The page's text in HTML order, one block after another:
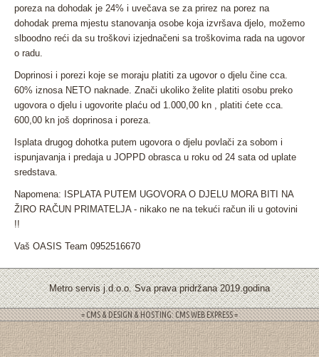
poreza na dohodak je 24% i uvečava se za prirez na porez na
dohodak prema mjestu stanovanja osobe koja izvršava djelo, možemo
slboodno reći da su troškovi izjednačeni sa troškovima rada na ugovor
o radu.
Doprinosi i porezi koje se moraju platiti za ugovor o djelu čine cca.
60% iznosa NETO naknade. Znači ukoliko želite platiti osobu preko
ugovora o djelu i ugovorite plaću od 1.000,00 kn , platiti ćete cca.
600,00 kn još doprinosa i poreza.
Isplata drugog dohotka putem ugovora o djelu povlači za sobom i
ispunjavanja i predaja u JOPPD obrasca u roku od 24 sata od uplate
sredstava.
Napomena: ISPLATA PUTEM UGOVORA O DJELU MORA BITI NA
ŽIRO RAČUN PRIMATELJA - nikako ne na tekući račun ili u gotovini
!!
Vaš OASIS Team 0952516670
Metro servis j.d.o.o. Sva prava pridržana 2019.godina
= CMS & DESIGN & HOSTING: CMS WEB EXPRESS =